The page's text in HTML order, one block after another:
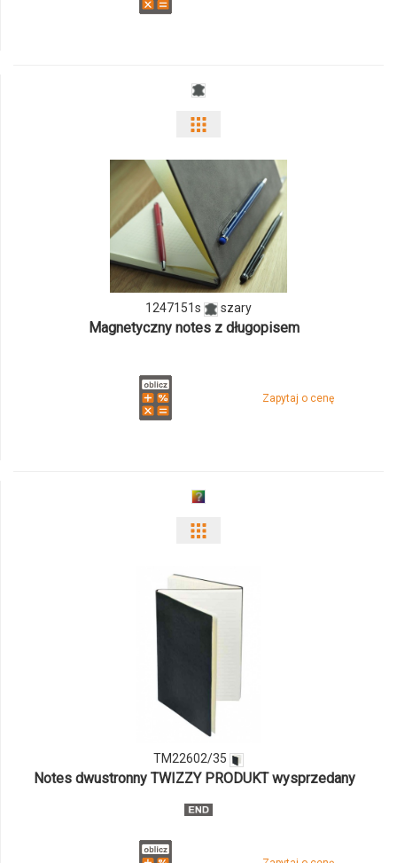
odmiany
ilości
produktu
1247151s
1247151s szary
Magnetyczny notes z długopisem
Zapytaj o cenę
TM22602/35
Notes dwustronny TWIZZY PRODUKT wysprzedany